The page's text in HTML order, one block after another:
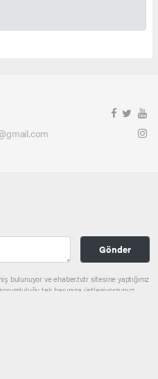
Gönder
bulunuyor ve ehaber.tv.tr sitesine yaptığınız
tek başınıza üstleniyorsunuz.